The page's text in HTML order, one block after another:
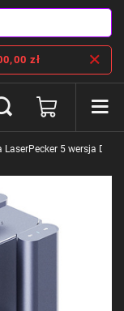
zł
LaserPecker 5 wersja